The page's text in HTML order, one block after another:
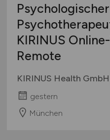
Psychologischer
KIRINUS
Remote
KIRINUS Health GmbH
gestern
München